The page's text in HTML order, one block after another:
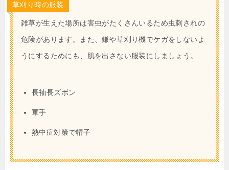
草刈り時の服装
雑草が生えた場所は害虫がたくさんいるため虫刺されの
危険があります。また、鎌や草刈り機でケガをしないよ
うにするためにも、肌を出さない服装にしましょう。
長袖長ズボン
軍手
熱中症対策で帽子